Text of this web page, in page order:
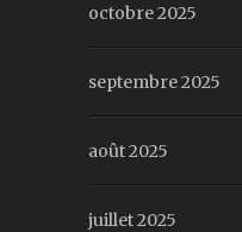
octobre 2025
septembre 2025
août 2025
juillet 2025